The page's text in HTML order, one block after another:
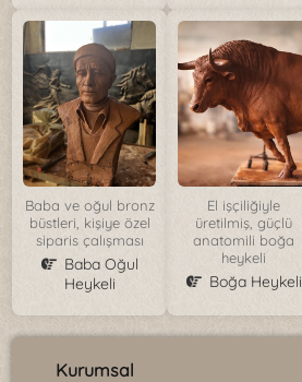
Baba ve oğul bronz
büstleri, kişiye özel
siparis çalışması
Baba Oğul
Heykeli
El işçiliğiyle
üretilmiş, güçlü
anatomili boğa
heykeli
Boğa Heykeli
Kurumsal